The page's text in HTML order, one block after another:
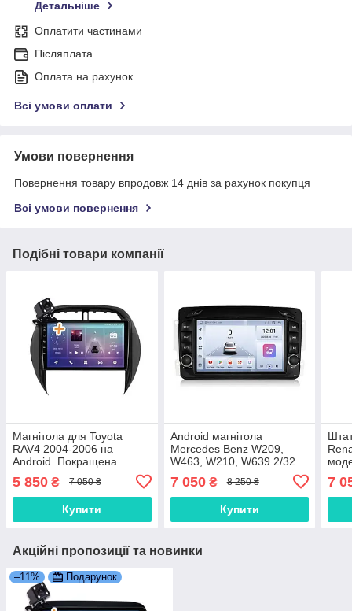
Детальніше
Оплатити частинами
Післяплата
Оплата на рахунок
Всі умови оплати
Умови повернення
Повернення товару впродовж 14 днів за рахунок покупця
Всі умови повернення
Подібні товари компанії
Магнітола для Toyota
RAV4 2004-2006 на
Android. Покращена
5 850 ₴ 7 050 ₴
Купити
Android магнітола
Mercedes Benz W209,
W463, W210, W639 2/32
Гб, CarPlay, Bluetooth, Wi-
Fi
7 050₴ 8 250 ₴
Купити
7
Акційні пропозиції та новинки
–11% Подарунок